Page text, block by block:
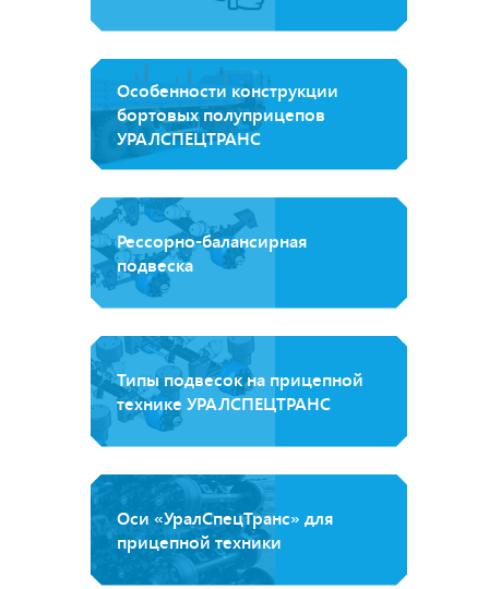
Особенности конструкции
бортовых полуприцепов
УРАЛСПЕЦТРАНС
Рессорно-балансирная
подвеска
Типы подвесок на прицепной
технике УРАЛСПЕЦТРАНС
Оси «УралСпецТранс» для
прицепной техники